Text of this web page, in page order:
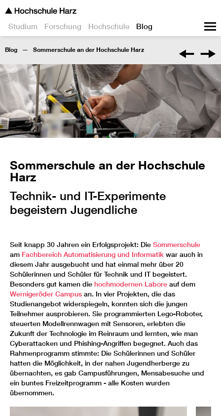
Studium Forschung Hochschule Blog
Blog Sommerschule an der Hochschule Harz
Sommerschule an der Hochschule
Harz
Technik- und IT-Experimente
begeistern Jugendliche
Seit knapp 30 Jahren ein Erfolgsprojekt: Die Sommerschule
am Fachbereich Automatisierung und Informatik war auch in
diesem Jahr ausgebucht und hat einmal mehr über 20
Schülerinnen und Schüler für Technik und IT begeistert.
Besonders gut kamen die hochmodernen Labore auf dem
Wernigeröder Campus an. In vier Projekten, die das
Studienangebot widerspiegeln, konnten sich die jungen
Teilnehmer ausprobieren. Sie programmierten Lego-Roboter,
steuerten Modellrennwagen mit Sensoren, erlebten die
Zukunft der Technologie im Reinraum und lernten, wie man
Cyberattacken und Phishing-Angriffen begegnet. Auch das
Rahmenprogramm stimmte: Die Schülerinnen und Schüler
hatten die Möglichkeit, in der nahen Jugendherberge zu
übernachten, es gab Campusführungen, Mensabesuche und
ein buntes Freizeitprogramm - alle Kosten wurden
übernommen.